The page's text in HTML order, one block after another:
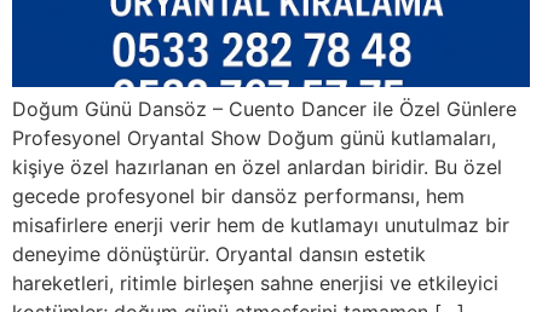
Doğum Günü Dansöz – Cuento Dancer ile Özel Günlere
Profesyonel Oryantal Show Doğum günü kutlamaları,
kişiye özel hazırlanan en özel anlardan biridir. Bu özel
gecede profesyonel bir dansöz performansı, hem
misafirlere enerji verir hem de kutlamayı unutulmaz bir
deneyime dönüştürür. Oryantal dansın estetik
hareketleri, ritimle birleşen sahne enerjisi ve etkileyici